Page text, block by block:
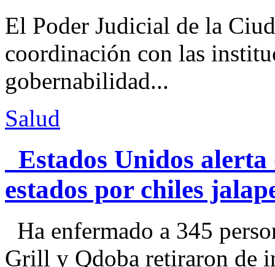
El Poder Judicial de la
coordinación con las
gobernabilidad...
Salud
Estados Unidos alerta
estados por chiles
Ha enfermado a 345
Grill y Qdoba retiraron de